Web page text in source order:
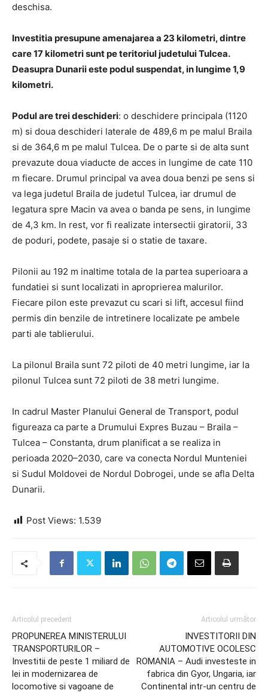
deschisa.
Investitia presupune amenajarea a 23 kilometri, dintre
care 17 kilometri sunt pe teritoriul judetului Tulcea.
Deasupra Dunarii este podul suspendat, in lungime 1,9
kilometri.
Podul are trei deschideri: o deschidere principala (1120
m) si doua deschideri laterale de 489,6 m pe malul Braila
si de 364,6 m pe malul Tulcea. De o parte si de alta sunt
prevazute doua viaducte de acces in lungime de cate 110
m fiecare. Drumul principal va avea doua benzi pe sens si
va lega judetul Braila de judetul Tulcea, iar drumul de
legatura spre Macin va avea o banda pe sens, in lungime
de 4,3 km. In rest, vor fi realizate intersectii giratorii, 33
de poduri, podete, pasaje si o statie de taxare.
Pilonii au 192 m inaltime totala de la partea superioara a
fundatiei si sunt localizati in aproprierea malurilor.
Fiecare pilon este prevazut cu scari si lift, accesul fiind
permis din benzile de intretinere localizate pe ambele
parti ale tablierului.
La pilonul Braila sunt 72 piloti de 40 metri lungime, iar la
pilonul Tulcea sunt 72 piloti de 38 metri lungime.
In cadrul Master Planului General de Transport, podul
figureaza ca parte a Drumului Expres Buzau – Braila –
Tulcea – Constanta, drum planificat a se realiza in
perioada 2020–2030, care va conecta Nordul Munteniei
si Sudul Moldovei de Nordul Dobrogei, unde se afla Delta
Dunarii.
Post Views: 1.539
Articolul precedent
PROPUNEREA MINISTERULUI
TRANSPORTURILOR –
Investitii de peste 1 miliard de
lei in modernizarea de
locomotive si vagoane de
Articolul următor
INVESTITORII DIN
AUTOMOTIVE OCOLESC
ROMANIA – Audi investeste in
fabrica din Gyor, Ungaria, iar
Continental intr-un centru de